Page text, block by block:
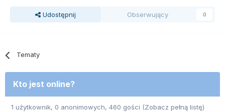
Udostępnij Obserwujący 0
Tematy
Kto jest online?
1 użytkownik, 0 anonimowych, 460 gości (Zobacz pełną listę)